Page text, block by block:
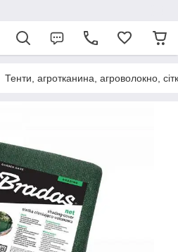
Тенти, агротканина, агроволокно,